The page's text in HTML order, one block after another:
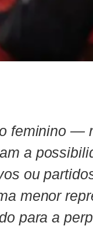
feminino —
a
ou
menor
para a